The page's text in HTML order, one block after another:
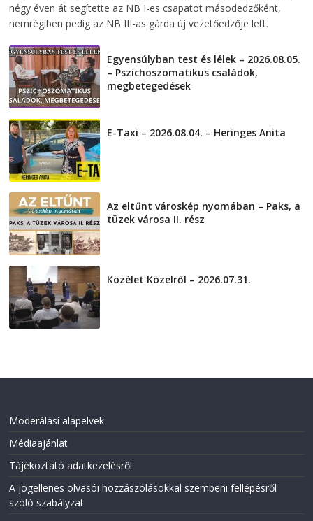
négy éven át segítette az NB I-es csapatot másodedzőként,
nemrégiben pedig az NB III-as gárda új vezetőedzője lett.
Egyensúlyban test és lélek – 2026.08.05.
– Pszichoszomatikus családok,
megbetegedések
E-Taxi – 2026.08.04. – Heringes Anita
Az eltűnt városkép nyomában – Paks, a
tüzek városa II. rész
Közélet Közelről – 2026.07.31.
Moderálási alapelvek
Médiaajánlat
Tájékoztató adatkezelésről
A jogellenes olvasói hozzászólásokkal szembeni fellépésről
szóló szabályzat